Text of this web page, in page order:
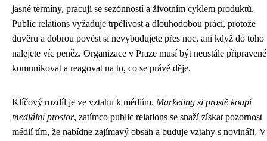
jasné termíny, pracují se sezónností a životním cyklem produktů.
Public relations vyžaduje trpělivost a dlouhodobou práci, protože
důvěru a dobrou pověst si nevybudujete přes noc, ani když do toho
nalejete víc peněz. Organizace v Praze musí být neustále připravené
komunikovat a reagovat na to, co se právě děje.
Klíčový rozdíl je ve vztahu k médiím. Marketing si prostě koupí
mediální prostor, zatímco public relations se snaží získat pozornost
médií tím, že nabídne zajímavý obsah a buduje vztahy s novináři. V